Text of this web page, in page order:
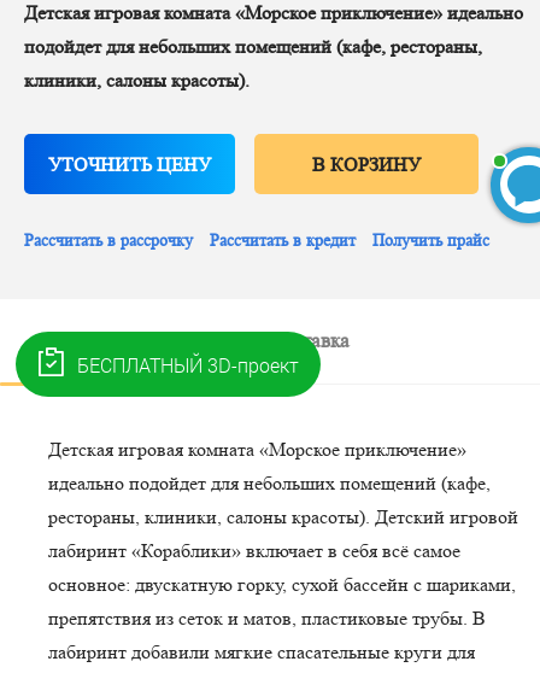
Детская игровая комната «Морское приключение» идеально
подойдет для небольших помещений (кафе, рестораны,
клиники, салоны красоты).
УТОЧНИТЬ ЦЕНУ В КОРЗИНУ
Рассчитать в рассрочку Рассчитать в кредит Получить прайс
Описание Оплата и доставка
Детская игровая комната «Морское приключение»
идеально подойдет для небольших помещений (кафе,
рестораны, клиники, салоны красоты). Детский игровой
лабиринт «Кораблики» включает в себя всё самое
основное: двускатную горку, сухой бассейн с шариками,
препятствия из сеток и матов, пластиковые трубы. В
лабиринт добавили мягкие спасательные круги для